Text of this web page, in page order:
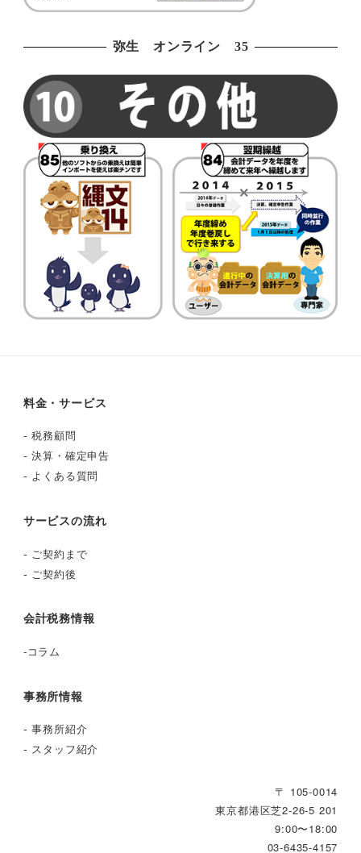
弥生 オンライン 35
料金・サービス
-税務顧問
-決算・確定申告
- よくある質問
サービスの流れ
- ご契約まで
- ご契約後
会計税務情報
-コラム
事務所情報
-事務所紹介
- スタッフ紹介
〒 105-0014
東京都港区芝2‐26‐5 201
9:00〜18:00
03-6435-4157